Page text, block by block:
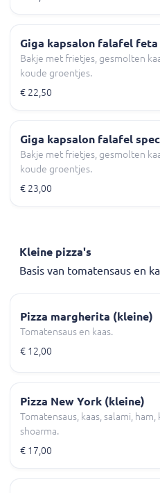
Giga kapsalon falafel feta
Bakje met frietjes, gesmolten
koude groentjes.
€ 22,50
Giga kapsalon falafel
Bakje met frietjes, gesmolten
koude groentjes.
€ 23,00
Kleine pizza's
Basis van tomatensaus en
Pizza margherita (kleine)
Tomatensaus en kaas.
€ 12,00
Pizza New York (kleine)
Tomatensaus, kaas, salami, ham,
shoarma.
€ 17,00